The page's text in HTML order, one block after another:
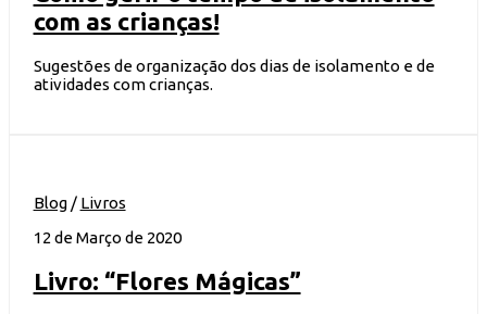
com as crianças!
Sugestões de organização dos dias de isolamento e de
atividades com crianças.
Blog/ Livros
12 de Março de 2020
Livro: “Flores Mágicas”